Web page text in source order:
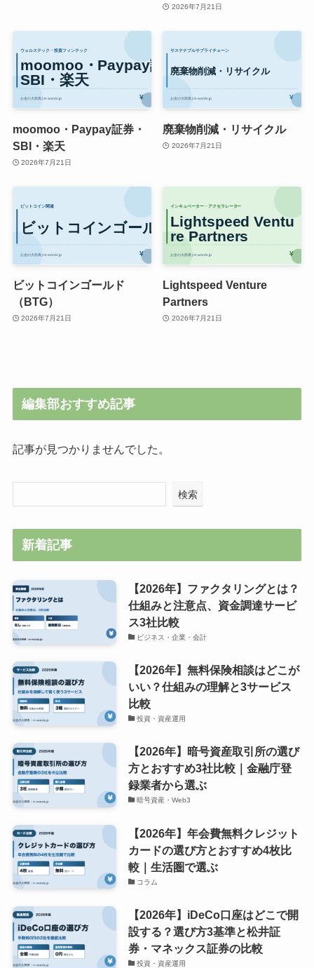
2026年7月21日
moomoo・Paypay証券・
SBI・楽天
2026年7月21日
廃棄物削減・リサイクル
2026年7月21日
ビットコインゴールド
（BTG）
2026年7月21日
Lightspeed Venture
Partners
2026年7月21日
編集部おすすめ記事
記事が見つかりませんでした。
検索
新着記事
【2026年】ファクタリングとは？
仕組みと注意点、資金調達サービ
ス3社比較
ビジネス・企業・会計
【2026年】無料保険相談はどこが
いい？仕組みの理解と3サービス
比較
投資・資産運用
【2026年】暗号資産取引所の選び
方とおすすめ3社比較｜金融庁登
録業者から選ぶ
暗号資産・Web3
【2026年】年会費無料クレジット
カードの選び方とおすすめ4枚比
較｜生活圏で選ぶ
コラム
【2026年】iDeCo口座はどこで開
設する？選び方3基準と松井証
券・マネックス証券の比較
投資・資産運用